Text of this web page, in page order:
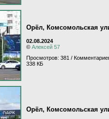
Орёл, Комсомольская
02.08.2024
© Алексей 57
Просмотров: 381 /
338 КБ
Орёл, Комсомольская